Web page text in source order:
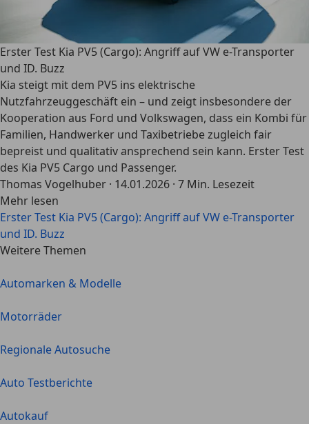
Erster Test Kia PV5 (Cargo): Angriff auf VW e-Transporter
und ID. Buzz
Kia steigt mit dem PV5 ins elektrische
Nutzfahrzeuggeschäft ein – und zeigt insbesondere der
Kooperation aus Ford und Volkswagen, dass ein Kombi für
Familien, Handwerker und Taxibetriebe zugleich fair
bepreist und qualitativ ansprechend sein kann. Erster Test
des Kia PV5 Cargo und Passenger.
Thomas Vogelhuber · 14.01.2026 · 7 Min. Lesezeit
Mehr lesen
Erster Test Kia PV5 (Cargo): Angriff auf VW e-Transporter
und ID. Buzz
Weitere Themen
Automarken & Modelle
Motorräder
Regionale Autosuche
Auto Testberichte
Autokauf